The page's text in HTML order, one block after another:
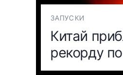
ЗАПУСКИ
Китай
рекорду